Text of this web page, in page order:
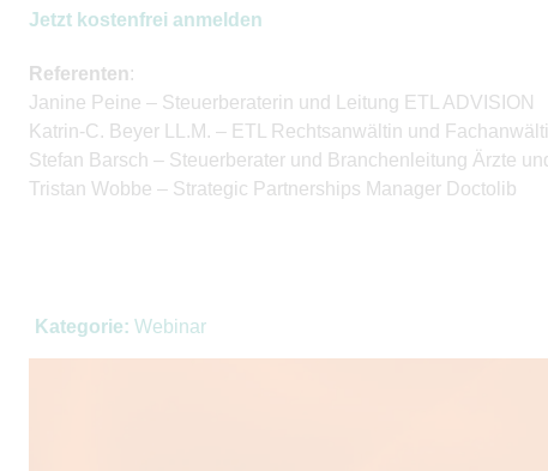
Jetzt kostenfrei anmelden
Referenten:
Janine Peine – Steuerberaterin und Leitung ETL ADVISION
Katrin-C. Beyer LL.M. – ETL Rechtsanwältin und
Stefan Barsch – Steuerberater und Branchenleitung Ärzte
Tristan Wobbe – Strategic Partnerships Manager Doctolib
Kategorie: Webinar